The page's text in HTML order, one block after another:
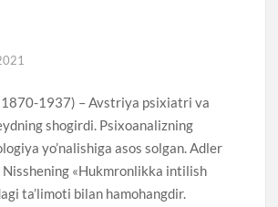
1937) – Avstriya psixiatri va
shogirdi. Psixoanalizning
yo’nalishiga asos solgan. Adler
Nisshening «Hukmronlikka intilish
ta’limoti bilan hamohangdir.